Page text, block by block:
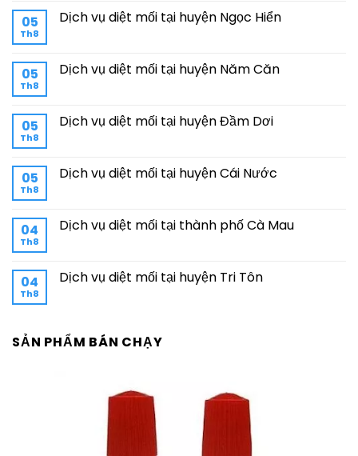
05
Th8
Dịch vụ diệt mối tại huyện Ngọc Hiển
05
Th8
Dịch vụ diệt mối tại huyện Năm Căn
05
Th8
Dịch vụ diệt mối tại huyện Đầm Dơi
05
Th8
Dịch vụ diệt mối tại huyện Cái Nước
04
Th8
Dịch vụ diệt mối tại thành phố Cà Mau
04
Th8
Dịch vụ diệt mối tại huyện Tri Tôn
SẢN PHẨM BÁN CHẠY